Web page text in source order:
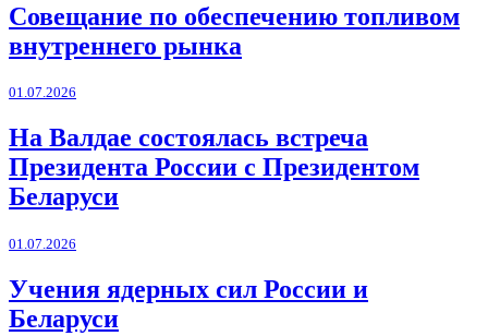
Совещание по обеспечению топливом
внутреннего рынка
01.07.2026
На Валдае состоялась встреча
Президента России с Президентом
Беларуси
01.07.2026
Учения ядерных сил России и
Беларуси